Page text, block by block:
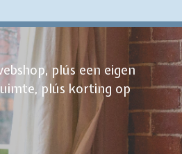
plús een eigen
plús korting op